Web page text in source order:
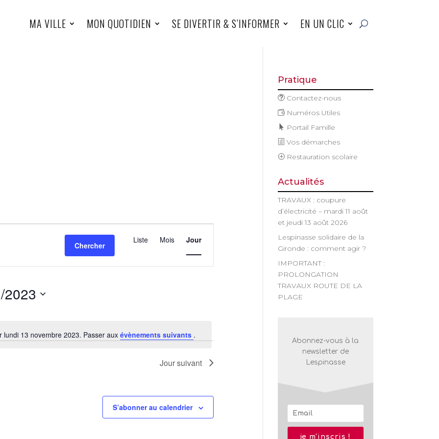
MA VILLE MON QUOTIDIEN SE DIVERTIR & S’INFORMER EN UN CLIC
Notice
13 novembre 2023. Passer aux évènements suivants .
Chercher
de
Liste Mois Jour
2023
Jour suivant
S’abonner au calendrier
Pratique
Contactez-nous
Numéros Utiles
Portail Famille
Vos démarches
Restauration scolaire
Actualités
TRAVAUX : coupure
d’électricité – mardi 11 août
et jeudi 13 août 2026
Lespinasse solidaire de la
Gironde : comment agir ?
IMPORTANT :
PROLONGATION
TRAVAUX ROUTE DE LA
PLAGE
Abonnez-vous à la
newsletter de
Lespinasse
je m'inscris !